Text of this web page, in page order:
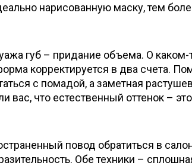
нарисованную маску, тем
губ – придание объема. О каком-
корректируется в два счета.
с помадой, а заметная
вас, что естественный оттенок –
повод обратиться в
Обе техники –